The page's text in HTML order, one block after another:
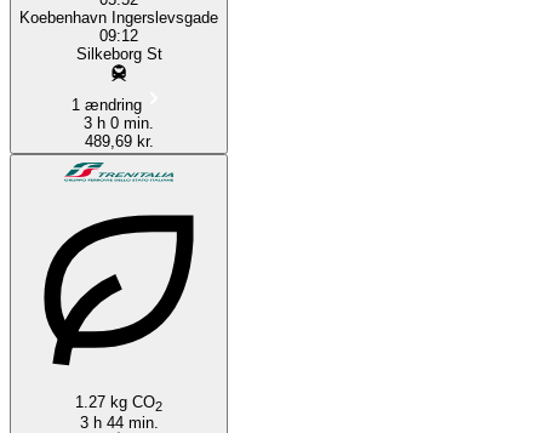
Koebenhavn Ingerslevsgade
09:12
Silkeborg St
1 ændring
3 h 0 min.
489,69 kr.
1.27 kg CO2
3 h 44 min.